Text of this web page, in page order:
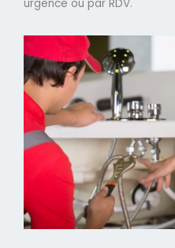
urgence ou par RDV.